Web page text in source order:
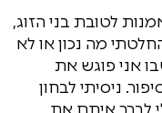
לטובת בני הזוג,
מה נכון או לא
אני פוגש את
ניסיתי לבחון
לברר איתם את